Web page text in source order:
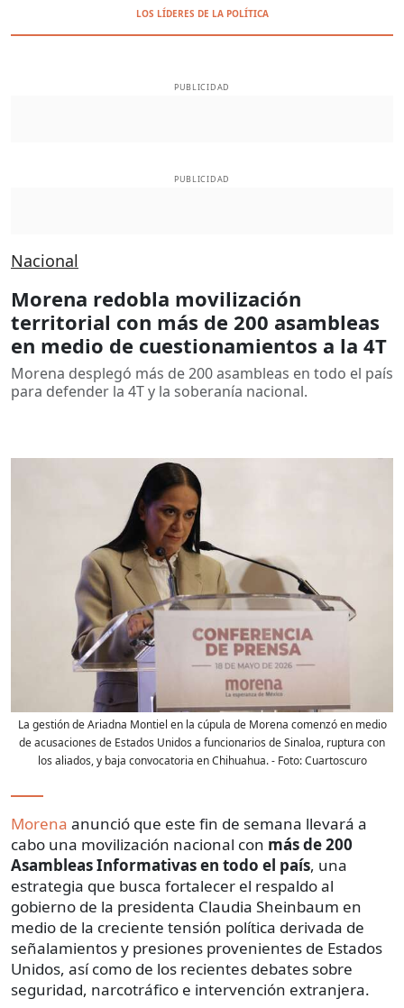
LOS LÍDERES DE LA POLÍTICA
PUBLICIDAD
PUBLICIDAD
Nacional
Morena redobla movilización
territorial con más de 200 asambleas
en medio de cuestionamientos a la 4T
Morena desplegó más de 200 asambleas en todo el país
para defender la 4T y la soberanía nacional.
La gestión de Ariadna Montiel en la cúpula de Morena comenzó en medio
de acusaciones de Estados Unidos a funcionarios de Sinaloa, ruptura con
los aliados, y baja convocatoria en Chihuahua.- Foto:Cuartoscuro
Morena anunció que este fin de semana llevará a
cabo una movilización nacional con más de 200
Asambleas Informativas en todo el país, una
estrategia que busca fortalecer el respaldo al
gobierno de la presidenta Claudia Sheinbaum en
medio de la creciente tensión política derivada de
señalamientos y presiones provenientes de Estados
Unidos, así como de los recientes debates sobre
seguridad, narcotráfico e intervención extranjera.